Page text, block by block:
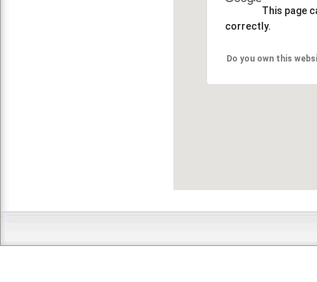
This page
correctly.
Do you own this